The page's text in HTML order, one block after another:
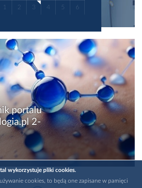
1 2 3 4 5 6
portalu
2-
wykorzystuje pliki cookies.
cookies, to będą one zapisane w pamięci